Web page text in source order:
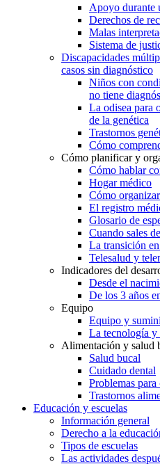
Apoyo durante
Derechos de
Malas
Sistema de
Discapacidades
casos sin diagnóstico
Niños con
no tiene
La odisea para
de la genética
Trastornos
Cómo
Cómo planificar y
Cómo hablar
Hogar médico
Cómo
El registro
Glosario de
Cuando sales
La transición
Telesalud y
Indicadores del
Desde el
De los 3 años
Equipo
Equipo y
La tecnología y
Alimentación y salud
Salud bucal
Cuidado dental
Problemas para
Trastornos
Educación y escuelas
Información general
Derecho a la
Tipos de escuelas
Las actividades